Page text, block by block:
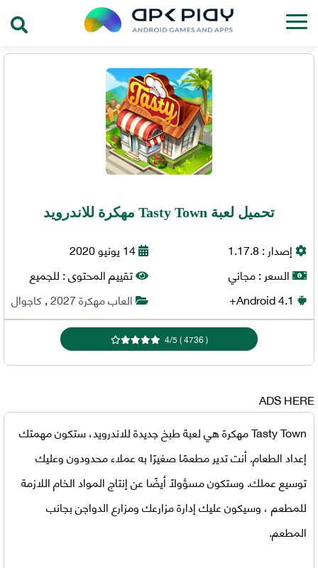
تحميل لعبة Tasty Town مهكرة للاندرويد
إصدار :1.17.8
السعر :مجاني
Android4.1+
14 يونيو 2020
تقييم المحتوى :للجميع
العاب مهكرة 2027
,كاجوال
(
4736
)
4/5
ADS HERE
Tasty Town مهكرة
هي لعبة طبخ جديدة للاندرويد، ستكون مهمتك
إعداد الطعام. أنت تدير مطعمًا صغيرًا به عملاء محدودون وعليك
توسيع عملك. وستكون مسؤولاً أيضًا عن إنتاج المواد الخام اللازمة
للمطعم ، وسيكون عليك إدارة مزارعك ومزارع الدواجن بجانب
المطعم.